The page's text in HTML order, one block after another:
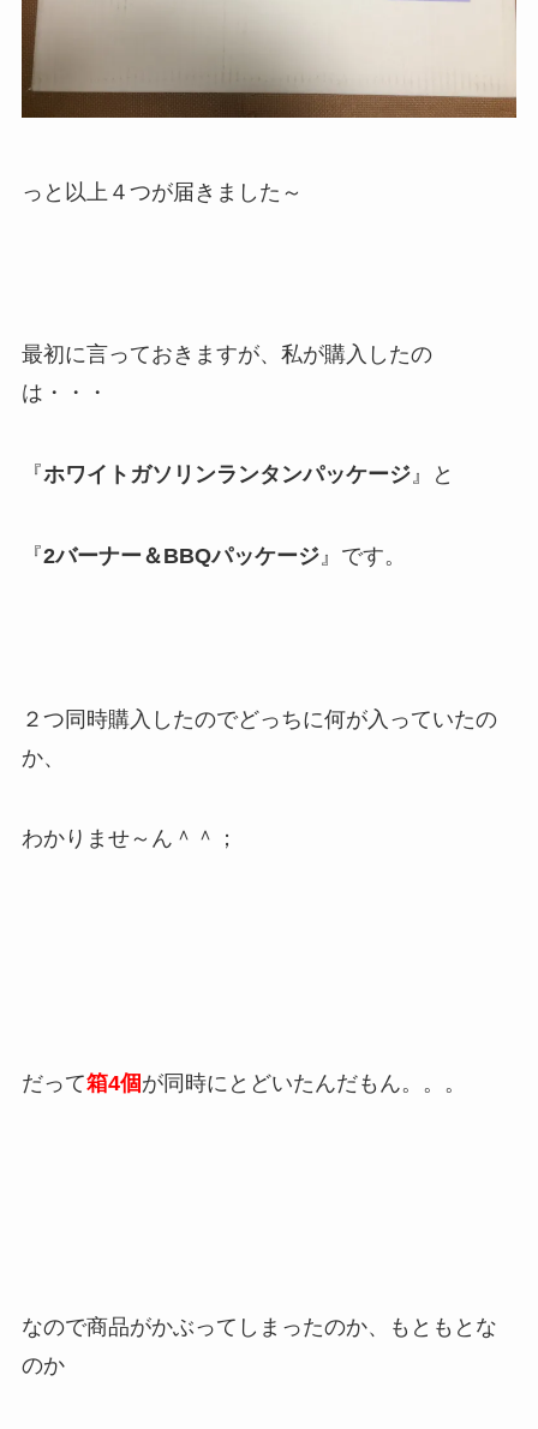
っと以上４つが届きました～
最初に言っておきますが、私が購入したの
は・・・
『ホワイトガソリンランタンパッケージ』と
『2バーナー＆BBQパッケージ』です。
２つ同時購入したのでどっちに何が入っていたの
か、
わかりませ～ん＾＾；
だって箱4個が同時にとどいたんだもん。。。
なので商品がかぶってしまったのか、もともとな
のか